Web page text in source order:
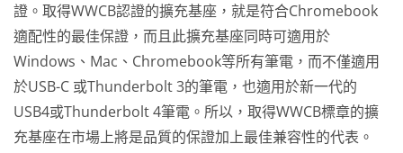
證。取得WWCB認證的擴充基座，就是符合Chromebook
適配性的最佳保證，而且此擴充基座同時可適用於
Windows、Mac、Chromebook等所有筆電，而不僅適用
於USB-C 或Thunderbolt 3的筆電，也適用於新一代的
USB4或Thunderbolt 4筆電。所以，取得WWCB標章的擴
充基座在市場上將是品質的保證加上最佳兼容性的代表。